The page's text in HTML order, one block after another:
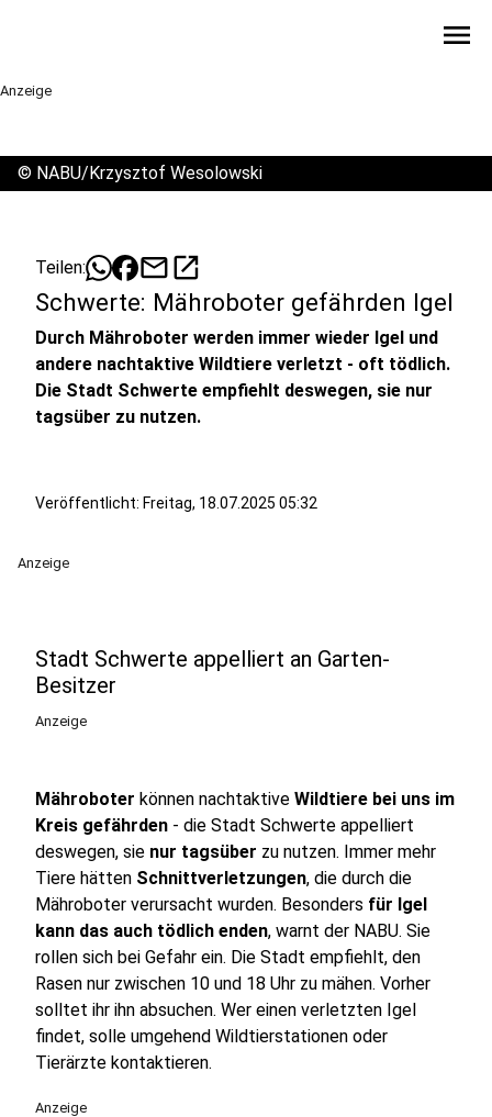
menu
Anzeige
© NABU/Krzysztof Wesolowski
Teilen: mailopen_in_new
Schwerte: Mähroboter gefährden Igel
Durch Mähroboter werden immer wieder Igel und
andere nachtaktive Wildtiere verletzt - oft tödlich.
Die Stadt Schwerte empfiehlt deswegen, sie nur
tagsüber zu nutzen.
Veröffentlicht: Freitag, 18.07.2025 05:32
Anzeige
Stadt Schwerte appelliert an Garten-
Besitzer
Anzeige
Mähroboter können nachtaktive Wildtiere bei uns im
Kreis gefährden - die Stadt Schwerte appelliert
deswegen, sie nur tagsüber zu nutzen. Immer mehr
Tiere hätten Schnittverletzungen, die durch die
Mähroboter verursacht wurden. Besonders für Igel
kann das auch tödlich enden, warnt der NABU. Sie
rollen sich bei Gefahr ein. Die Stadt empfiehlt, den
Rasen nur zwischen 10 und 18 Uhr zu mähen. Vorher
solltet ihr ihn absuchen. Wer einen verletzten Igel
findet, solle umgehend Wildtierstationen oder
Tierärzte kontaktieren.
Anzeige